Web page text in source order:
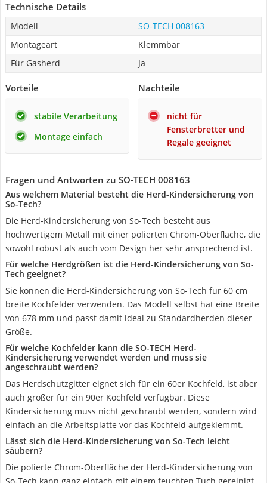
Technische Details
Modell
SO-TECH 008163
Montageart
Klemmbar
Für Gasherd
Ja
Vorteile
stabile Verarbeitung
Montage einfach
Nachteile
nicht für
Fensterbretter und
Regale geeignet
Fragen und Antworten zu SO-TECH 008163
Aus welchem Material besteht die Herd-Kindersicherung von
So-Tech?
Die Herd-Kindersicherung von So-Tech besteht aus
hochwertigem Metall mit einer polierten Chrom-Oberfläche, die
sowohl robust als auch vom Design her sehr ansprechend ist.
Für welche Herdgrößen ist die Herd-Kindersicherung von So-
Tech geeignet?
Sie können die Herd-Kindersicherung von So-Tech für 60 cm
breite Kochfelder verwenden. Das Modell selbst hat eine Breite
von 678 mm und passt damit ideal zu Standardherden dieser
Größe.
Für welche Kochfelder kann die SO-TECH Herd-
Kindersicherung verwendet werden und muss sie
angeschraubt werden?
Das Herdschutzgitter eignet sich für ein 60er Kochfeld, ist aber
auch größer für ein 90er Kochfeld verfügbar. Diese
Kindersicherung muss nicht geschraubt werden, sondern wird
einfach an die Arbeitsplatte vor das Kochfeld aufgeklemmt.
Lässt sich die Herd-Kindersicherung von So-Tech leicht
säubern?
Die polierte Chrom-Oberfläche der Herd-Kindersicherung von